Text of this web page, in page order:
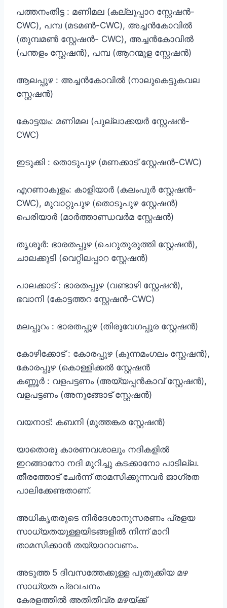
പത്തനംതിട്ട : മണിമല (കല്ലൂപ്പാറ സ്റ്റേഷൻ-
CWC), പമ്പ (മടമൺ-CWC), അച്ചൻകോവിൽ
(തുമ്പമൺ സ്റ്റേഷൻ- CWC), അച്ചൻകോവിൽ
(പന്തളം സ്റ്റേഷൻ), പമ്പ (ആറന്മുള സ്റ്റേഷൻ)
ആലപ്പുഴ : അച്ചൻകോവിൽ (നാലുകെട്ടുകവല
സ്റ്റേഷൻ)
കോട്ടയം: മണിമല (പുല്ലാക്കയർ സ്റ്റേഷൻ-
CWC)
ഇടുക്കി : തൊടുപുഴ (മണക്കാട് സ്റ്റേഷൻ-CWC)
എറണാകുളം: കാളിയാർ (കലംപുർ സ്റ്റേഷൻ-
CWC), മുവാറ്റുപുഴ (തൊടുപുഴ സ്റ്റേഷൻ)
പെരിയാർ (മാർത്താണ്ഡവർമ സ്റ്റേഷൻ)
തൃശൂർ: ഭാരതപ്പുഴ (ചെറുതുരുത്തി സ്റ്റേഷൻ),
ചാലക്കുടി (വെറ്റിലപ്പാറ സ്റ്റേഷൻ)
പാലക്കാട് : ഭാരതപ്പുഴ (വണ്ടാഴി സ്റ്റേഷൻ),
ഭവാനി (കോട്ടത്തറ സ്റ്റേഷൻ-CWC)
മലപ്പുറം : ഭാരതപ്പുഴ (തിരുവേഗപ്പുര സ്റ്റേഷൻ)
കോഴിക്കോട് : കോരപ്പുഴ (കുന്നമംഗലം സ്റ്റേഷൻ),
കോരപ്പുഴ (കൊള്ളിക്കൽ സ്റ്റേഷൻ
കണ്ണൂർ : വളപട്ടണം (അയ്യപ്പൻകാവ് സ്റ്റേഷൻ),
വളപട്ടണം (അനുങ്ങോട് സ്റ്റേഷൻ)
വയനാട്: കബനി (മുത്തങ്കര സ്റ്റേഷൻ)
യാതൊരു കാരണവശാലും നദികളിൽ
ഇറങ്ങാനോ നദി മുറിച്ചു കടക്കാനോ പാടില്ല.
തീരത്തോട് ചേർന്ന് താമസിക്കുന്നവർ ജാഗ്രത
പാലിക്കേണ്ടതാണ്.
അധികൃതരുടെ നിർദേശാനുസരണം പ്രളയ
സാധ്യതയുള്ളയിടങ്ങളിൽ നിന്ന് മാറി
താമസിക്കാൻ തയ്യാറാവണം.
അടുത്ത 5 ദിവസത്തേക്കുള്ള പുതുക്കിയ മഴ
സാധ്യത പ്രവചനം
കേരളത്തിൽ അതിതീവ്ര മഴയ്ക്ക്